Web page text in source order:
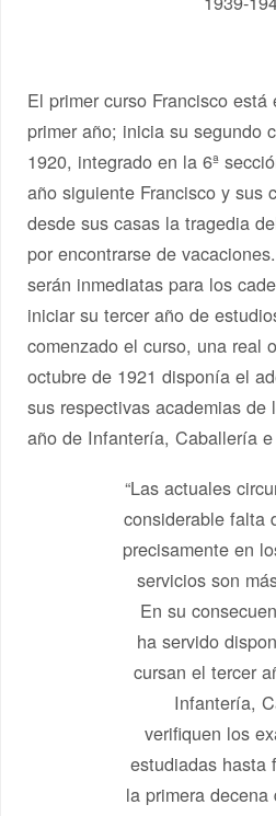
El primer curso Francisco está
primer año; inicia su segundo
1920, integrado en la 6ª
año siguiente Francisco y sus
desde sus casas la tragedia
por encontrarse de
serán inmediatas para los
iniciar su tercer año de
comenzado el curso, una real
octubre de 1921 disponía el
sus respectivas academias de
año de Infantería, Caballería
“Las actuales
considerable falta
precisamente en
servicios son
En su
ha servido
cursan el tercer
Infantería,
verifiquen los
estudiadas hasta
la primera